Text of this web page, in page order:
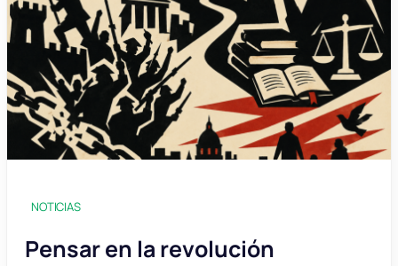
NOTICIAS
Pensar en la revolución